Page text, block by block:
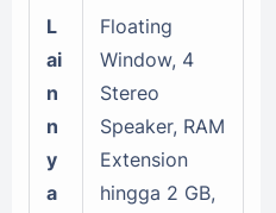
L
ai
n
n
y
a
Floating
Window, 4
Stereo
Speaker, RAM
Extension
hingga 2 GB,